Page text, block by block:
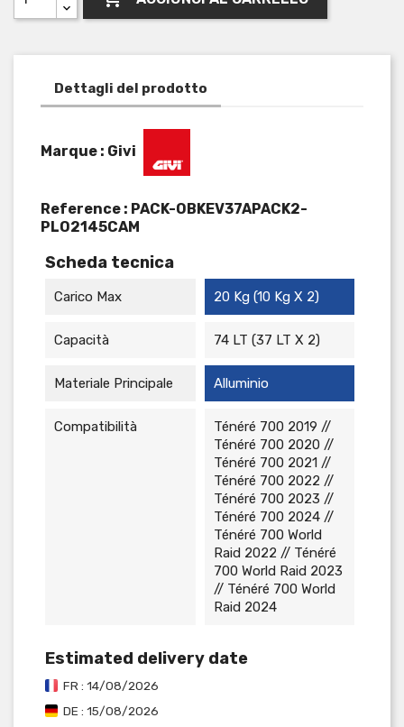
Dettagli del prodotto
Marque : Givi
Reference : PACK-OBKEV37APACK2-
PLO2145CAM
Scheda tecnica
Carico Max 20 Kg (10 Kg X 2)
Capacità 74 LT (37 LT X 2)
Materiale Principale Alluminio
Compatibilità
Ténéré 700 2019 //
Ténéré 700 2020 //
Ténéré 700 2021 //
Ténéré 700 2022 //
Ténéré 700 2023 //
Ténéré 700 2024 //
Ténéré 700 World
Raid 2022 // Ténéré
700 World Raid 2023
// Ténéré 700 World
Raid 2024
Estimated delivery date
FR : 14/08/2026
DE : 15/08/2026